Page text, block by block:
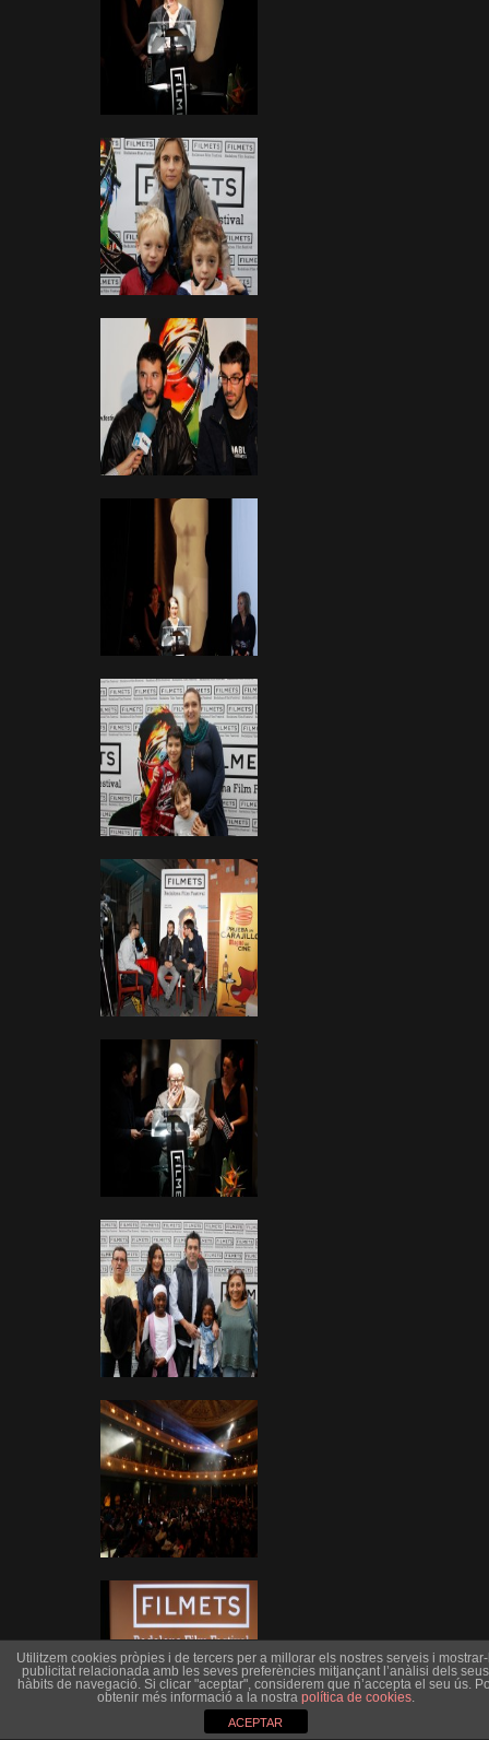
Utilitzem cookies pròpies i de tercers per a millorar els nostres serveis i
publicitat relacionada amb les seves preferències mitjançant l’anàlisi dels seus
hàbits de navegació. Si clicar "aceptar", considerem que n’accepta el seu ús.
obtenir més informació a la nostra política de cookies.
ACEPTAR